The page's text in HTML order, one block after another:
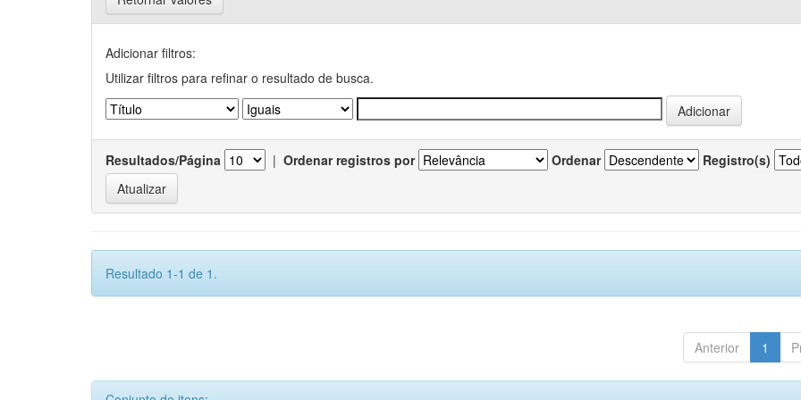
Adicionar filtros:
Utilizar filtros para refinar o resultado de busca.
Resultados/Página | Ordenar registros por Ordenar Registro(s)
Resultado 1-1 de 1.
Anterior 1